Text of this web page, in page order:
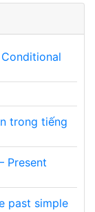
trong tiếng
Present
past simple